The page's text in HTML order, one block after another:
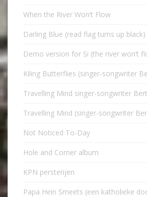
When the River Won’t Flow
Darling Blue (read flag turns up black)
Demo version for Si (the river won’t
Kiling Butterflies (singer-songwriter
Travelling Mind singer-songwriter
Travelling Mind (singer-songwriter
Not Noticed To-Day
Hole and Corner album
KPN persterijen
Papa Hein Smeets (een katholieke